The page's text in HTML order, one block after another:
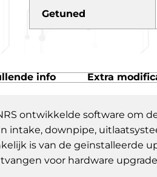
Getuned
info Extra
ontwikkelde software om
intake, downpipe,
is van de geïnstalleerde
voor hardware